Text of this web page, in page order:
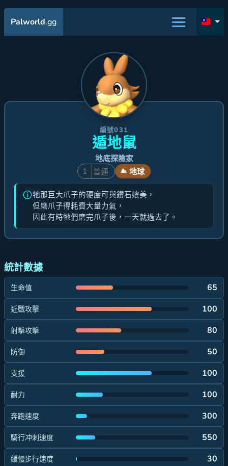
Palworld.gg
編號031
遁地鼠
地底探險家
1
普通 地球
牠那巨大爪子的硬度可與鑽石媲美，
但磨爪子得耗費大量力氣，
因此有時牠們磨完爪子後，一天就過去了。
統計數據
生命值 65
近戰攻擊 100
射擊攻擊 80
防御 50
支援 100
耐力 100
奔跑速度 300
騎行冲刺速度 550
緩慢步行速度 30